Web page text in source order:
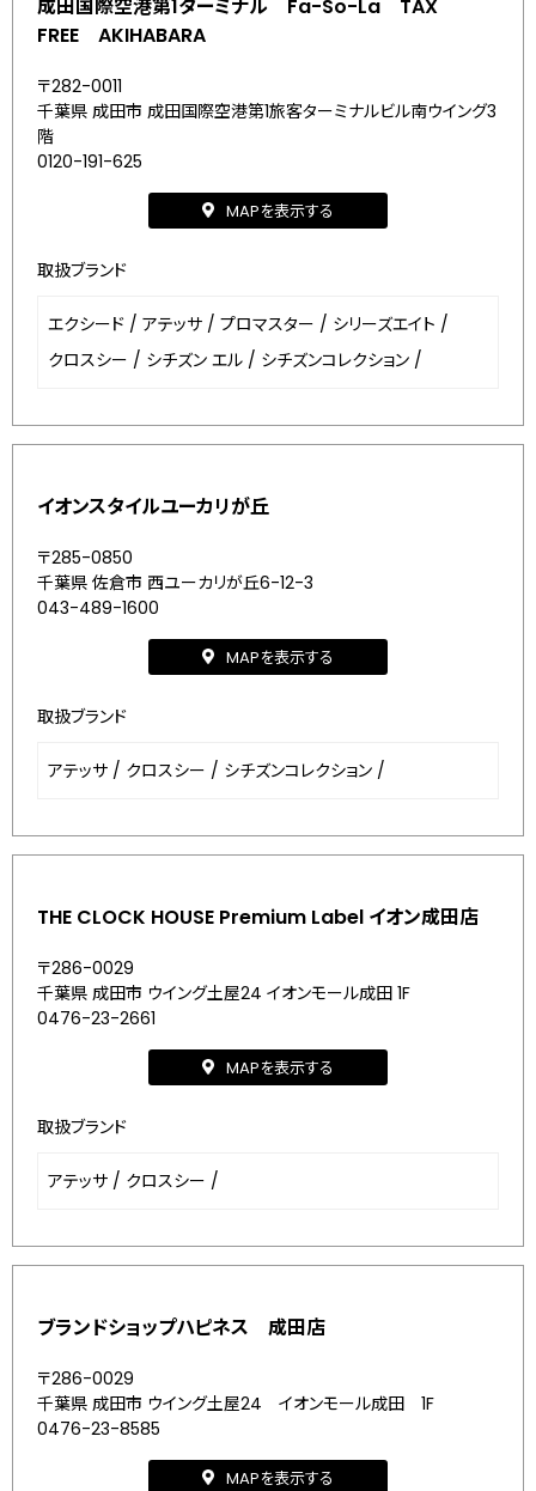
成田国際空港第1ターミナル Fa-So-La TAX
FREE AKIHABARA
〒282-0011
千葉県 成田市 成田国際空港第1旅客ターミナルビル南ウイング3
階
0120-191-625
MAPを表示する
取扱ブランド
エクシード / アテッサ / プロマスター / シリーズエイト /
クロスシー / シチズン エル / シチズンコレクション /
イオンスタイルユーカリが丘
〒285-0850
千葉県 佐倉市 西ユーカリが丘6-12-3
043-489-1600
MAPを表示する
取扱ブランド
アテッサ / クロスシー / シチズンコレクション /
THE CLOCK HOUSE Premium Label イオン成田店
〒286-0029
千葉県 成田市 ウイング土屋24 イオンモール成田 1F
0476-23-2661
MAPを表示する
取扱ブランド
アテッサ / クロスシー /
ブランドショップハピネス 成田店
〒286-0029
千葉県 成田市 ウイング土屋24 イオンモール成田 1F
0476-23-8585
MAPを表示する